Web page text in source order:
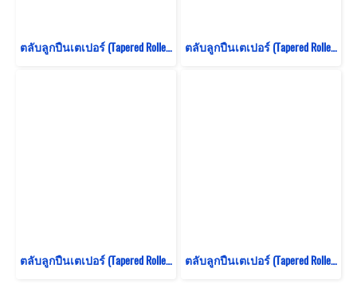
ตลับลูกปืนเตเปอร์ (Tapered Roller Bearing) Koyo ญี่ปุ่น เบอร์ No. 32012 (60x95x23) ตลับลูกปืนเตเปอร์ (Tapered Roller Bearing) Koyo ญี่ปุ่น เบอร์ No. 32010 (50x80x20)
ตลับลูกปืนเตเปอร์ (Tapered Roller Bearing) Koyo ญี่ปุ่น เบอร์ No. 32009 (45x75x20) ตลับลูกปืนเตเปอร์ (Tapered Roller Bearing) Koyo ญี่ปุ่น เบอร์ No. 32008 (40x68x19)